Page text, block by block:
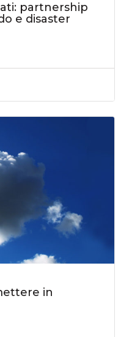
partnership
e disaster
in